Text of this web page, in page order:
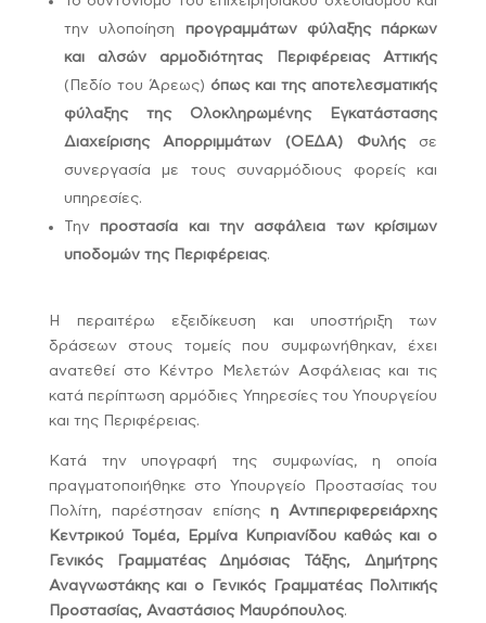
την υλοποίηση προγραμμάτων φύλαξης πάρκων
και αλσών αρμοδιότητας Περιφέρειας Αττικής
(Πεδίο του Άρεως) όπως και της αποτελεσματικής
φύλαξης της Ολοκληρωμένης Εγκατάστασης
Διαχείρισης Απορριμμάτων (ΟΕΔΑ) Φυλήςσε
συνεργασία με τους συναρμόδιους φορείς και
υπηρεσίες.
Τηνπροστασία και την ασφάλεια των κρίσιμων
υποδομών της Περιφέρειας.
Η περαιτέρω εξειδίκευση και υποστήριξη των
δράσεων στους τομείς που συμφωνήθηκαν, έχει
ανατεθεί στο Κέντρο Μελετών Ασφάλειας και τις
κατά περίπτωση αρμόδιες Υπηρεσίες του Υπουργείου
και της Περιφέρειας.
Κατά την υπογραφή της συμφωνίας, η οποία
πραγματοποιήθηκε στο Υπουργείο Προστασίας του
Πολίτη, παρέστησαν επίσηςη Αντιπεριφερειάρχης
Κεντρικού Τομέα, Ερμίνα Κυπριανίδου καθώς και ο
Γενικός Γραμματέας Δημόσιας Τάξης, Δημήτρης
Αναγνωστάκης και ο Γενικός Γραμματέας Πολιτικής
Προστασίας, Αναστάσιος Μαυρόπουλος.